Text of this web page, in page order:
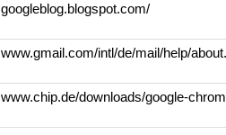
googleblog.blogspot.com/
www.gmail.com/intl/de/mail/help/
www.chip.de/downloads/google-